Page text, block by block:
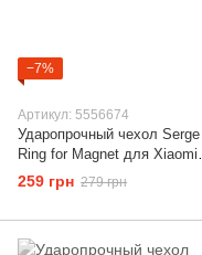
−7%
Артикул: 5556674
Ударопрочный чехол Serge
Ring for Magnet для Xiaomi
Redmi Note 7 Синий /
Противоударный,
259 грн 279 грн